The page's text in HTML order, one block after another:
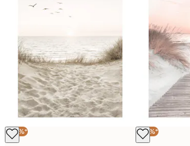
-30%* -30%*